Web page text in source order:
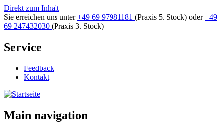
Direkt zum Inhalt
Sie erreichen uns unter+49 69 97981181 (Praxis 5. Stock) oder+49
69 247432030 (Praxis 3. Stock)
Service
Feedback
Kontakt
Main navigation